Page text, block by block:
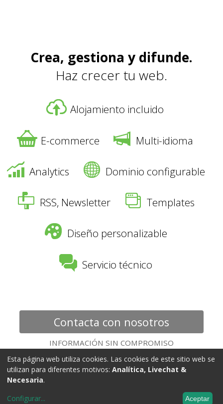
Crea, gestiona y difunde.
Haz crecer tu web.
Alojamiento incluido
E-commerce Multi-idioma
Analytics Dominio configurable
RSS, Newsletter Templates
Diseño personalizable
Servicio técnico
Contacta con nosotros
INFORMACIÓN SIN COMPROMISO
Brancam es una herramienta desarrollada por Perception Technologies
Esta página web utiliza cookies. Las cookies de este sitio web se
utilizan para diferentes motivos: Analítica, Livechat &
Necesaria.
Configurar... Aceptar